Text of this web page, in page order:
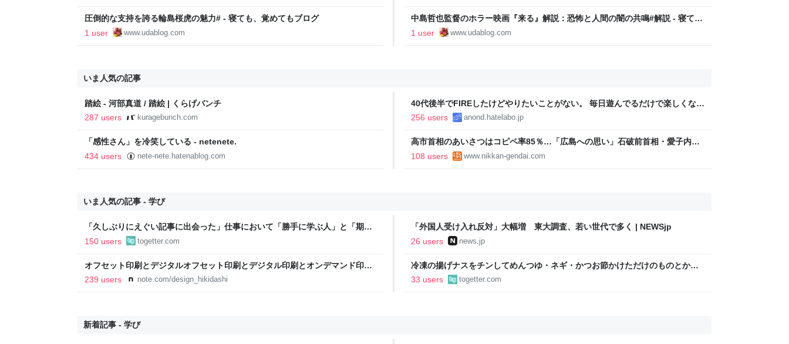
圧倒的な支持を誇る輪島桜虎の魅力# - 寝ても、覚めてもブログ
1 user
www.udablog.com
中島哲也監督のホラー映画『来る』解説：恐怖と人間の闇の共鳴#解説 - 寝て
も、覚めてもブログ
1 user www.udablog.com
いま人気の記事
踏絵 - 河部真道 / 踏絵 | くらげバンチ
287 users
kuragebunch.com
40代後半でFIREしたけどやりたいことがない。 毎日遊んでるだけで楽しくな
い..
256 users anond.hatelabo.jp
「感性さん」を冷笑している - netenete.
434 users
nete-nete.hatenablog.com
高市首相のあいさつはコピペ率85％…「広島への思い」石破前首相・愛子内親
王とは絶望的格差｜日刊ゲンダイDIGITAL
108 users www.nikkan-gendai.com
いま人気の記事 - 学び
「久しぶりにえぐい記事に出会った」仕事において「勝手に学ぶ人」と「期待
されて学ぶ人」の開きがとても大きい、という意見に共感が集まる
150 users togetter.com
「外国人受け入れ反対」大幅増 東大調査、若い世代で多く | NEWSjp
26 users
news.jp
オフセット印刷とデジタルオフセット印刷とデジタル印刷とオンデマンド印刷
と。｜デザインのひきだし 津田淳子
239 users note.com/design_hikidashi
冷凍の揚げナスをチンしてめんつゆ・ネギ・かつお節かけただけのものとか
「何の手間もかけない一品」を提供することに喜びを感じる…こういう簡単レ
シピもっと知りたい
33 users togetter.com
新着記事 - 学び